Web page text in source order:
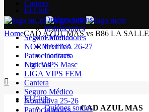
Cantera
Seguro Médico
NORMATIVA 26-27
Patrocinadores
Noticias
El Club
Quiénes somos
El Club
Quiénes somos
Instalaciones
Entrenadores
Premios
Contacto
Liga VIPS Masc
LIGA VIPS FEM
Cantera
Seguro Médico
Normativa 25-26
Patrocinadores
HomeCAD AZUL MAS vs B86 LA SALLE
CAD AZUL MAS